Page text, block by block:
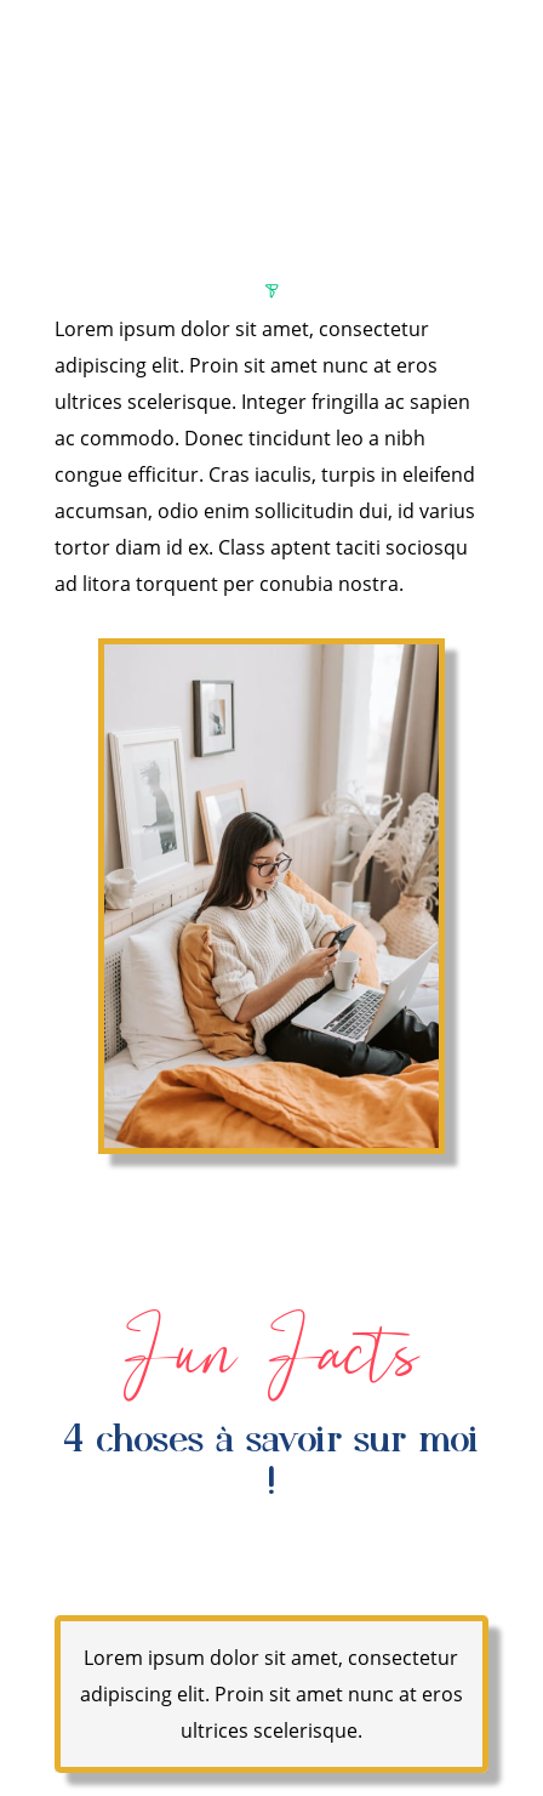
Lorem ipsum dolor sit amet, consectetur
adipiscing elit. Proin sit amet nunc at eros
ultrices scelerisque. Integer fringilla ac sapien
ac commodo. Donec tincidunt leo a nibh
congue efficitur. Cras iaculis, turpis in eleifend
accumsan, odio enim sollicitudin dui, id varius
tortor diam id ex. Class aptent taciti sociosqu
ad litora torquent per conubia nostra.
Fun Facts
4 choses à savoir sur moi
!
Lorem ipsum dolor sit amet, consectetur
adipiscing elit. Proin sit amet nunc at eros
ultrices scelerisque.